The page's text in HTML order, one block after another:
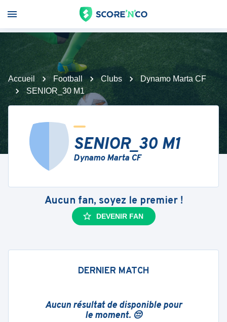
Accueil Football Clubs
Dynamo Marta CF
SENIOR_30 M1
SENIOR_30 M1
Dynamo Marta CF
Aucun fan, soyez le premier !
DEVENIR FAN
DERNIER MATCH
Aucun résultat de disponible pour
le moment. 😔